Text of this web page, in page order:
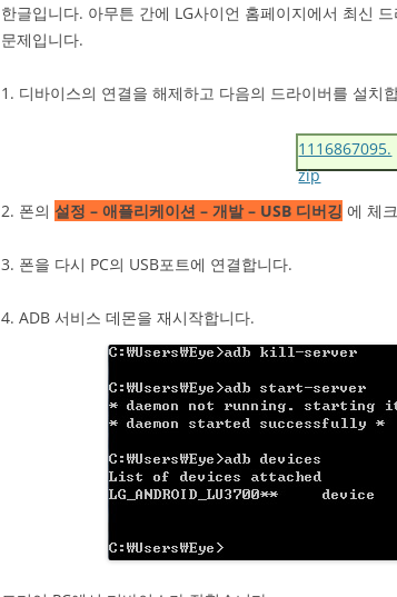
한글입니다. 아무튼 간에 LG사이언 홈페이지에서 최신
문제입니다.
1. 디바이스의 연결을 해제하고 다음의 드라이버를 설치
1116867095.
zip
2. 폰의 설정 – 애플리케이션 – 개발 – USB 디버깅 에 체
3. 폰을 다시 PC의 USB포트에 연결합니다.
4. ADB 서비스 데몬을 재시작합니다.